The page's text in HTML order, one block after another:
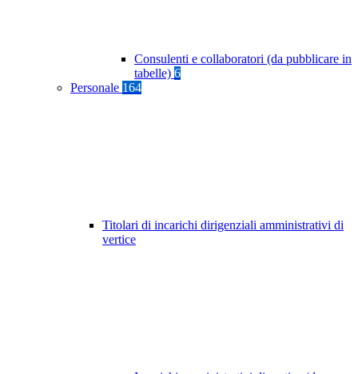
Consulenti e collaboratori (da pubblicare in
tabelle) 6
Personale 164
Titolari di incarichi dirigenziali amministrativi di
vertice